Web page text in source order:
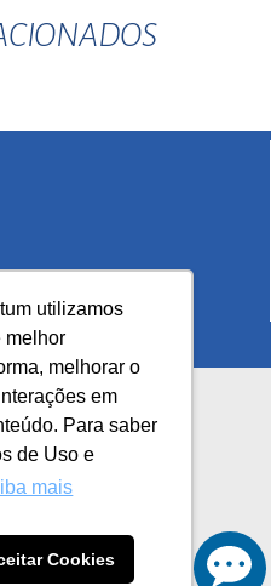
utilizamos
melhor
melhorar o
em
Para saber
de Uso e
mais
Cookies
Institucional
1100